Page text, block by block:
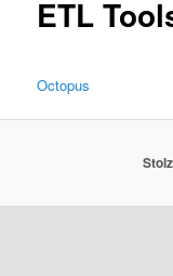
ETL
Octopus